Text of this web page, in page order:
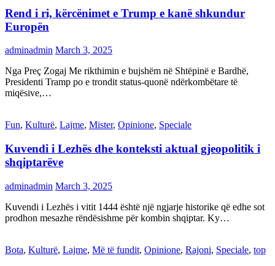
Rend i ri, kërcënimet e Trump e kanë shkundur
Europën
adminadmin March 3, 2025
Nga Preç Zogaj Me rikthimin e bujshëm në Shtëpinë e Bardhë,
Presidenti Tramp po e trondit status-quonë ndërkombëtare të
miqësive,…
Fun, Kulturë, Lajme, Mister, Opinione, Speciale
Kuvendi i Lezhës dhe konteksti aktual gjeopolitik i
shqiptarëve
adminadmin March 3, 2025
Kuvendi i Lezhës i vitit 1444 është një ngjarje historike që edhe sot
prodhon mesazhe rëndësishme për kombin shqiptar. Ky…
Bota, Kulturë, Lajme, Më të fundit, Opinione, Rajoni, Speciale, top